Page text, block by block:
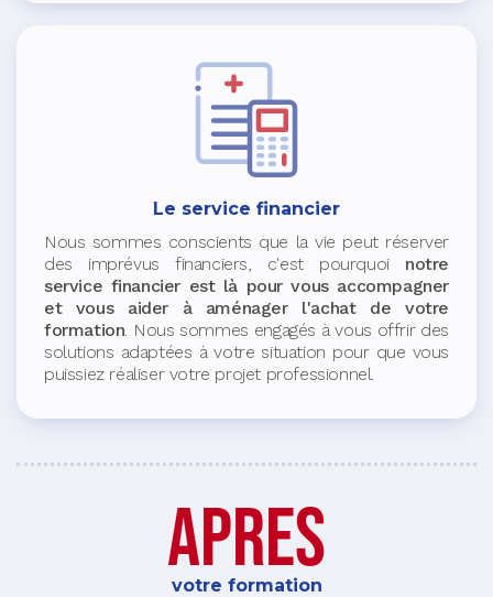
Le service financier
Nous sommes conscients que la vie peut réserver
des imprévus financiers, c'est pourquoi notre
service financier est là pour vous accompagner
et vous aider à aménager l'achat de votre
formation. Nous sommes engagés à vous offrir des
solutions adaptées à votre situation pour que vous
puissiez réaliser votre projet professionnel.
apres
votre formation